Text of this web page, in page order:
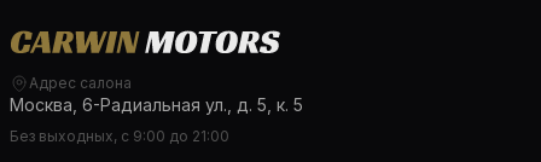
Адрес салона
Москва, 6-Радиальная ул., д. 5, к. 5
Без выходных, с 9:00 до 21:00